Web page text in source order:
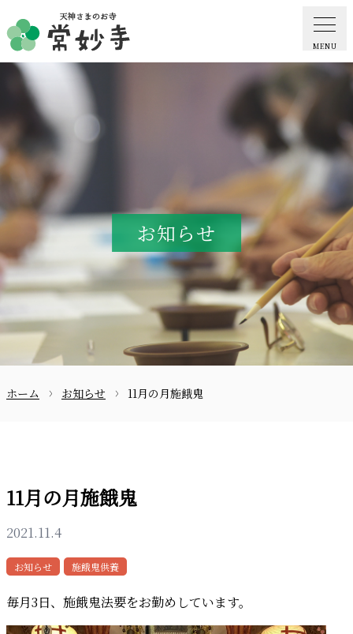
MENU
ホーム
常妙寺紹介
納骨堂・お墓
葬儀・供養・祈祷
ギャラリー
お知らせ
お問合せ
お知らせ
ホーム お知らせ 11月の月施餓鬼
11月の月施餓鬼
2021.11.4
お知らせ 施餓鬼供養
毎月3日、施餓鬼法要をお勤めしています。